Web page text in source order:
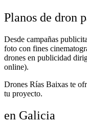
Planos de dron
Desde campañas
foto con fines
drones en publicidad
online).
Drones Rías Baixas te
tu proyecto.
en Galicia